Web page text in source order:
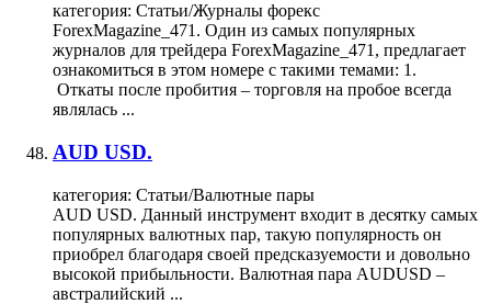
категория: Статьи/Журналы форекс
ForexMagazine_471. Один из самых популярных
журналов для трейдера ForexMagazine_471, предлагает
ознакомиться в этом номере с такими темами: 1.
Откаты после пробития – торговля на пробое всегда
являлась ...
AUD USD.
категория: Статьи/Валютные пары
AUD USD. Данный инструмент входит в десятку самых
популярных валютных пар, такую популярность он
приобрел благодаря своей предсказуемости и довольно
высокой прибыльности. Валютная пара AUDUSD –
австралийский ...